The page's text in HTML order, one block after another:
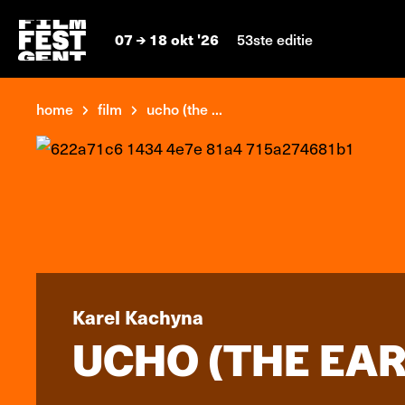
07 18 okt '26 53ste editie
home film ucho (the ...
Karel Kachyna
UCHO (THE